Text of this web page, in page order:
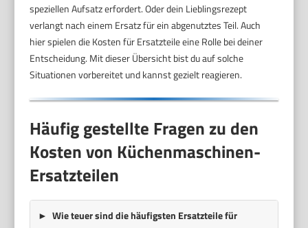
speziellen Aufsatz erfordert. Oder dein Lieblingsrezept
verlangt nach einem Ersatz für ein abgenutztes Teil. Auch
hier spielen die Kosten für Ersatzteile eine Rolle bei deiner
Entscheidung. Mit dieser Übersicht bist du auf solche
Situationen vorbereitet und kannst gezielt reagieren.
Häufig gestellte Fragen zu den
Kosten von Küchenmaschinen-
Ersatzteilen
Wie teuer sind die häufigsten Ersatzteile für